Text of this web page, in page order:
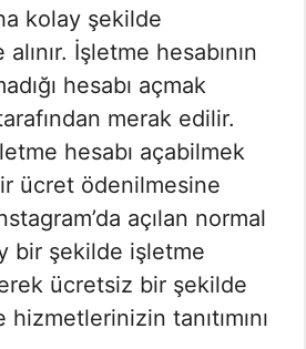
kolay şekilde
İşletme hesabının
hesabı açmak
merak edilir.
hesabı açabilmek
ücret ödenilmesine
açılan normal
bir şekilde işletme
ücretsiz bir şekilde
tanıtımını